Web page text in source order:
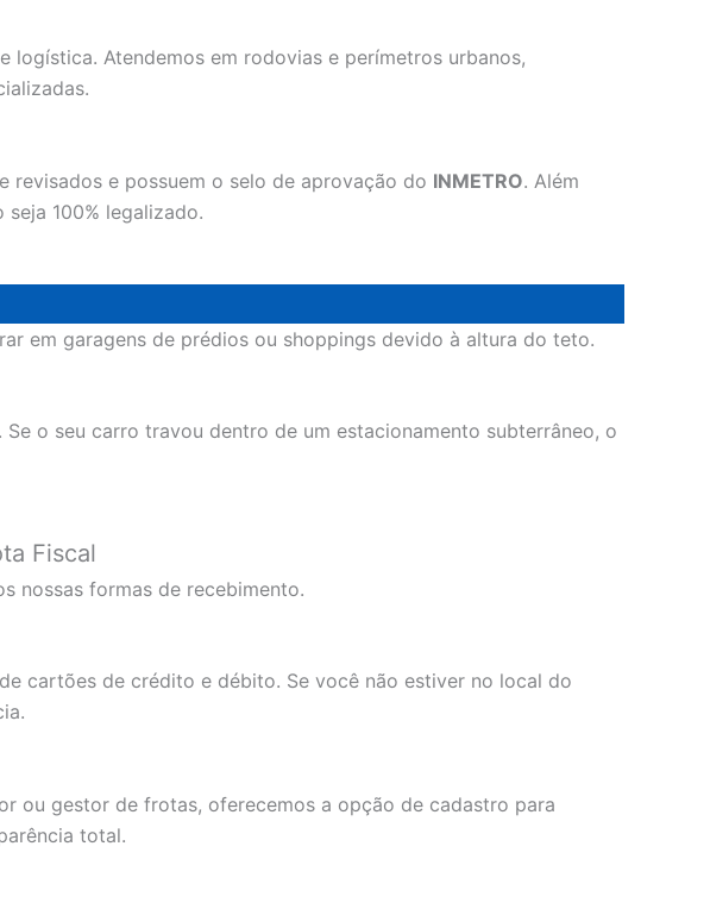
logística. Atendemos em rodovias e perímetros urbanos,
revisados e possuem o selo de aprovação do INMETRO. Além
100% legalizado.
em garagens de prédios ou shoppings devido à altura do teto.
o seu carro travou dentro de um estacionamento subterrâneo, o
Fiscal
nossas formas de recebimento.
cartões de crédito e débito. Se você não estiver no local do
ou gestor de frotas, oferecemos a opção de cadastro para
total.